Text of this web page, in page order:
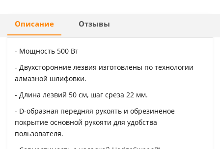
Описание Отзывы
- Мощность 500 Вт
- Двухсторонние лезвия изготовлены по технологии
алмазной шлифовки.
- Длина лезвий 50 см, шаг среза 22 мм.
- D-образная передняя рукоять и обрезиненое
покрытие основной рукояти для удобства
пользователя.